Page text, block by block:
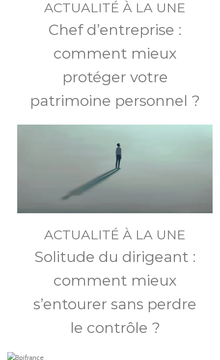
ACTUALITÉ À LA UNE
Chef d’entreprise :
comment mieux
protéger votre
patrimoine personnel ?
ACTUALITÉ À LA UNE
Solitude du dirigeant :
comment mieux
s’entourer sans perdre
le contrôle ?